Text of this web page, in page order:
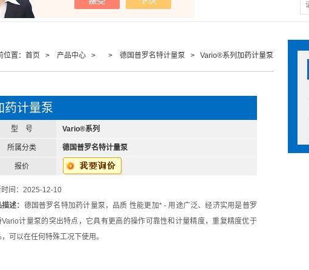
膜泵，PH计，酸度计 |
位置： 首页 > 产品中心 > > 德国普罗名特计量泵 > Vario®系列加药计量泵
药计量泵
型 号 Vario®系列
所属分类 德国普罗名特计量泵
报价
时间：2025-12-10
述： 德国普罗名特加药计量泵，品质 性能更加* - 用途广泛、经济实用是普罗
Vario计量泵的突出特点，它具有更高的操作可靠性和计量精度，重复精度优于
可以在任何特殊工况下使用。